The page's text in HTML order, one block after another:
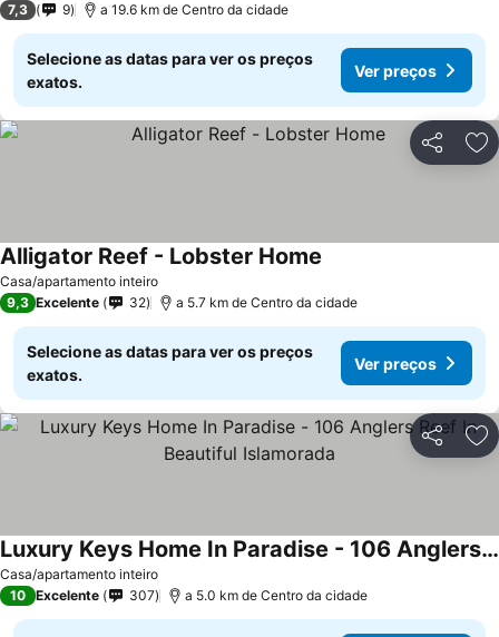
7,3 9 a 19.6 km de Centro da cidade
Selecione as datas para ver os preços
exatos.
Ver preços
Partilhar
Casa/apartamento inteiro
Alligator Reef - Lobster Home
9,3 Excelente 32 a 5.7 km de Centro da cidade
Selecione as datas para ver os preços
exatos.
Ver preços
Partilhar
Casa/apartamento inteiro
Luxury Keys Home In Paradise - 106 Anglers Reef In Beautiful Islamorada
10 Excelente 307 a 5.0 km de Centro da cidade